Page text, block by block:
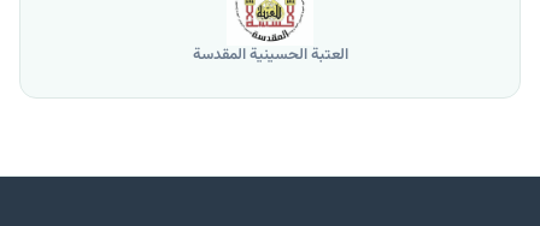
العتبة الحسينية المقدسة